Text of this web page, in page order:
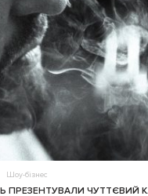
Шоу-бізнес
ПРЕЗЕНТУВАЛИ ЧУТТЄВИЙ